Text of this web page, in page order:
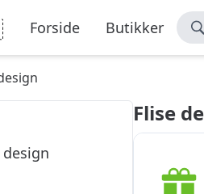
Forside Butikker
design
Flise